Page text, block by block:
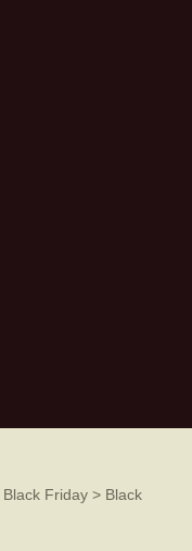
Friday > Black